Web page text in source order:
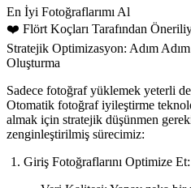
En İyi Fotoğraflarımı Al
❤️ Flört Koçları Tarafından
Stratejik Optimizasyon: Adım
Oluşturma
Sadece fotoğraf yüklemek yeterli
Otomatik fotoğraf iyileştirme
almak için stratejik düşünmen
zenginleştirilmiş sürecimiz:
Giriş Fotoğraflarını Optimize Et: